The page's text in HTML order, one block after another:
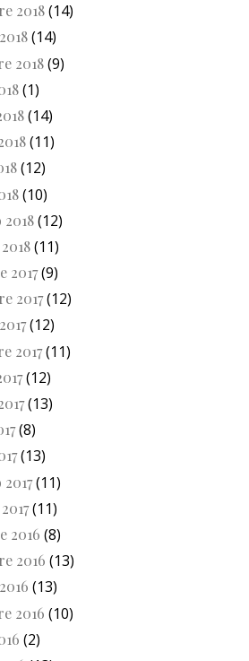
2018(14)
(14)
2018(9)
(1)
(14)
(11)
(12)
(10)
(12)
(11)
2017(9)
2017(12)
(12)
2017(11)
(12)
(13)
(8)
(13)
(11)
(11)
2016 (8)
2016 (13)
(13)
2016 (10)
(2)